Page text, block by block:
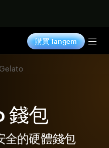
購買 Tangem
Gelato
錢包
全的硬體錢包